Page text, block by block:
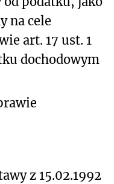
na cele
art. 17 ust. 1
dochodowym
z 15.02.1992